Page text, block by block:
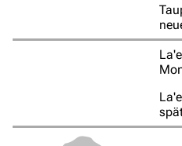
3639